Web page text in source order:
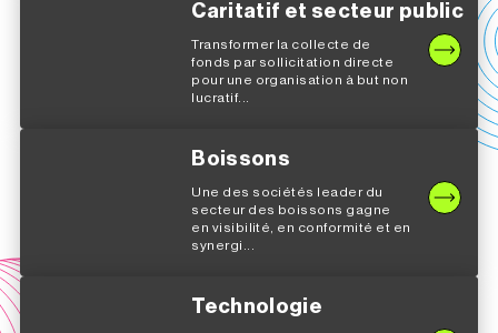
Caritatif et secteur public
Transformer la collecte de
fonds par sollicitation directe
pour une organisation à but non
lucratif...
Boissons
Une des sociétés leader du
secteur des boissons gagne
en visibilité, en conformité et en
synergi...
Technologie